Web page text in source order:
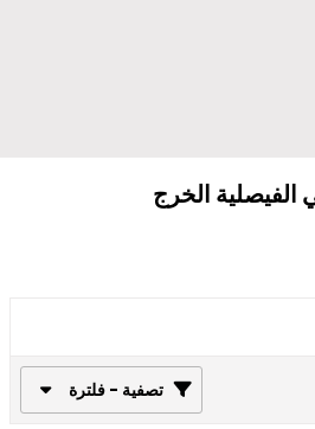
الفيصلية الخرج
تصفية - فلترة